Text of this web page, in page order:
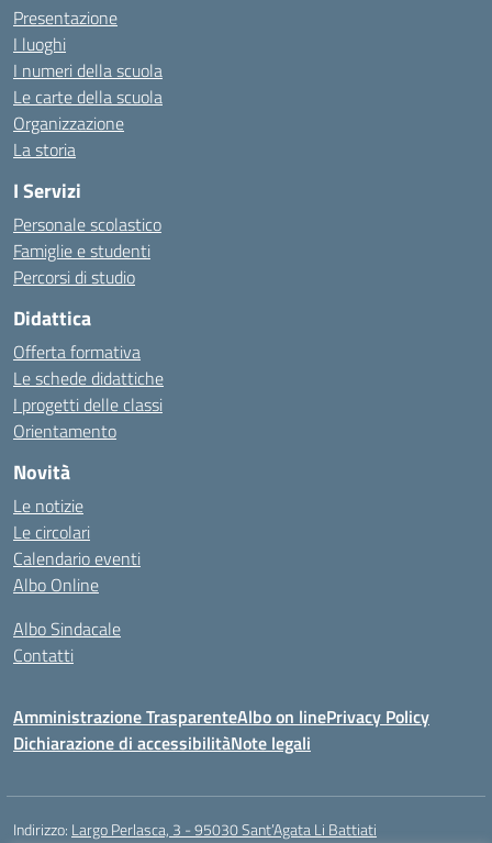
Presentazione
I luoghi
I numeri della scuola
Le carte della scuola
Organizzazione
La storia
I Servizi
Personale scolastico
Famiglie e studenti
Percorsi di studio
Didattica
Offerta formativa
Le schede didattiche
I progetti delle classi
Orientamento
Novità
Le notizie
Le circolari
Calendario eventi
Albo Online
Albo Sindacale
Contatti
Amministrazione TrasparenteAlbo on linePrivacy Policy
Dichiarazione di accessibilitàNote legali
Indirizzo: Largo Perlasca, 3 - 95030 Sant’Agata Li Battiati